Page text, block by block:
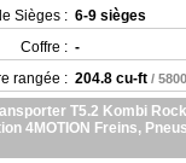
Sièges : 6-9 sièges
Coffre : -
rangée : 204.8 cu-ft /
T5.2 Kombi
4MOTION Freins,